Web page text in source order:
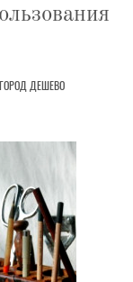
ДЕШЕВО